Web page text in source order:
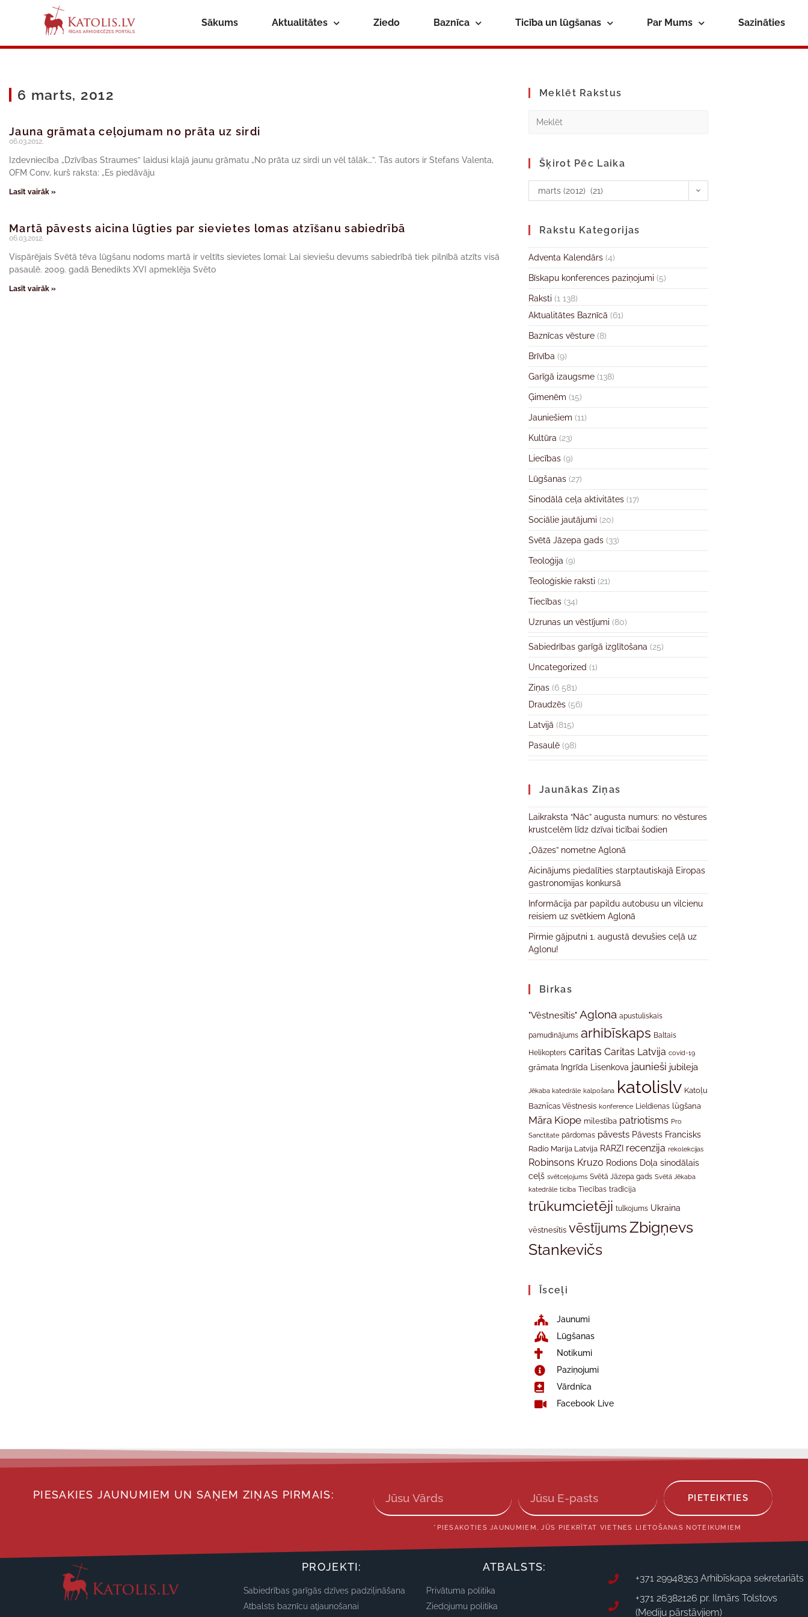
Sākums Aktualitātes Ziedo Baznīca Ticība un lūgšanas Par Mums Sazināties
6 marts, 2012
Jauna grāmata ceļojumam no prāta uz sirdi
06.03.2012.
Izdevniecība „Dzīvības Straumes” laidusi klajā jaunu grāmatu „No prāta uz sirdi un vēl tālāk…”. Tās autors ir Stefans Valenta,
OFM Conv, kurš raksta: „Es piedāvāju
Lasīt vairāk »
Martā pāvests aicina lūgties par sievietes lomas atzīšanu sabiedrībā
06.03.2012.
Vispārējais Svētā tēva lūgšanu nodoms martā ir veltīts sievietes lomai: Lai sieviešu devums sabiedrībā tiek pilnībā atzīts visā
pasaulē. 2009. gadā Benedikts XVI apmeklēja Svēto
Lasīt vairāk »
Meklēt Rakstus
Šķirot Pēc Laika
marts (2012) (21)
Rakstu Kategorijas
Adventa Kalendārs (4)
Bīskapu konferences paziņojumi (5)
Raksti (1 138)
Aktualitātes Baznīcā (61)
Baznīcas vēsture (8)
Brīvība (9)
Garīgā izaugsme (138)
Ģimenēm (15)
Jauniešiem (11)
Kultūra (23)
Liecības (9)
Lūgšanas (27)
Sinodālā ceļa aktivitātes (17)
Sociālie jautājumi (20)
Svētā Jāzepa gads (33)
Teoloģija (9)
Teoloģiskie raksti (21)
Tiecības (34)
Uzrunas un vēstījumi (80)
Sabiedrības garīgā izglītošana (25)
Uncategorized (1)
Ziņas (6 581)
Draudzēs (56)
Latvijā (815)
Pasaulē (98)
Jaunākas Ziņas
Laikraksta “Nāc” augusta numurs: no vēstures
krustcelēm līdz dzīvai ticībai šodien
„Oāzes” nometne Aglonā
Aicinājums piedalīties starptautiskajā Eiropas
gastronomijas konkursā
Informācija par papildu autobusu un vilcienu
reisiem uz svētkiem Aglonā
Pirmie gājputni 1. augustā devušies ceļā uz
Aglonu!
Birkas
"Vēstnesītis" Aglona apustuliskais
pamudinājums arhibīskaps Baltais
Helikopters caritas Caritas Latvija covid-19
grāmata Ingrīda Lisenkova jaunieši jubileja
Jēkaba katedrāle kalpošana katolislv Katoļu
Baznīcas Vēstnesis konference Lieldienas lūgšana
Māra Kiope mīlestība patriotisms Pro
Sanctitate pārdomas pāvests Pāvests Francisks
Radio Marija Latvija RARZI recenzija rekolekcijas
Robinsons Kruzo Rodions Doļa sinodālais
ceļš svētceļojums Svētā Jāzepa gads Svētā Jēkaba
katedrāle ticība Tiecības tradīcija
trūkumcietēji tulkojums Ukraina
vēstnesītis vēstījumsZbigņevs
Stankevičs
Īsceļi
Jaunumi
Lūgšanas
Notikumi
Paziņojumi
Vārdnīca
Facebook Live
PIESAKIES JAUNUMIEM UN SAŅEM ZIŅAS PIRMAIS: PIETEIKTIES
*PIESAKOTIES JAUNUMIEM, JŪS PIEKRĪTAT VIETNES LIETOŠANAS NOTEIKUMIEM
PROJEKTI:
Sabiedrības garīgās dzīves padziļināšana
Atbalsts baznīcu atjaunošanai
ATBALSTS:
Privātuma politika
Ziedojumu politika
+371 29948353 Arhibīskapa sekretariāts
+371 26382126 pr. Ilmārs Tolstovs
(Mediju pārstāvjiem)